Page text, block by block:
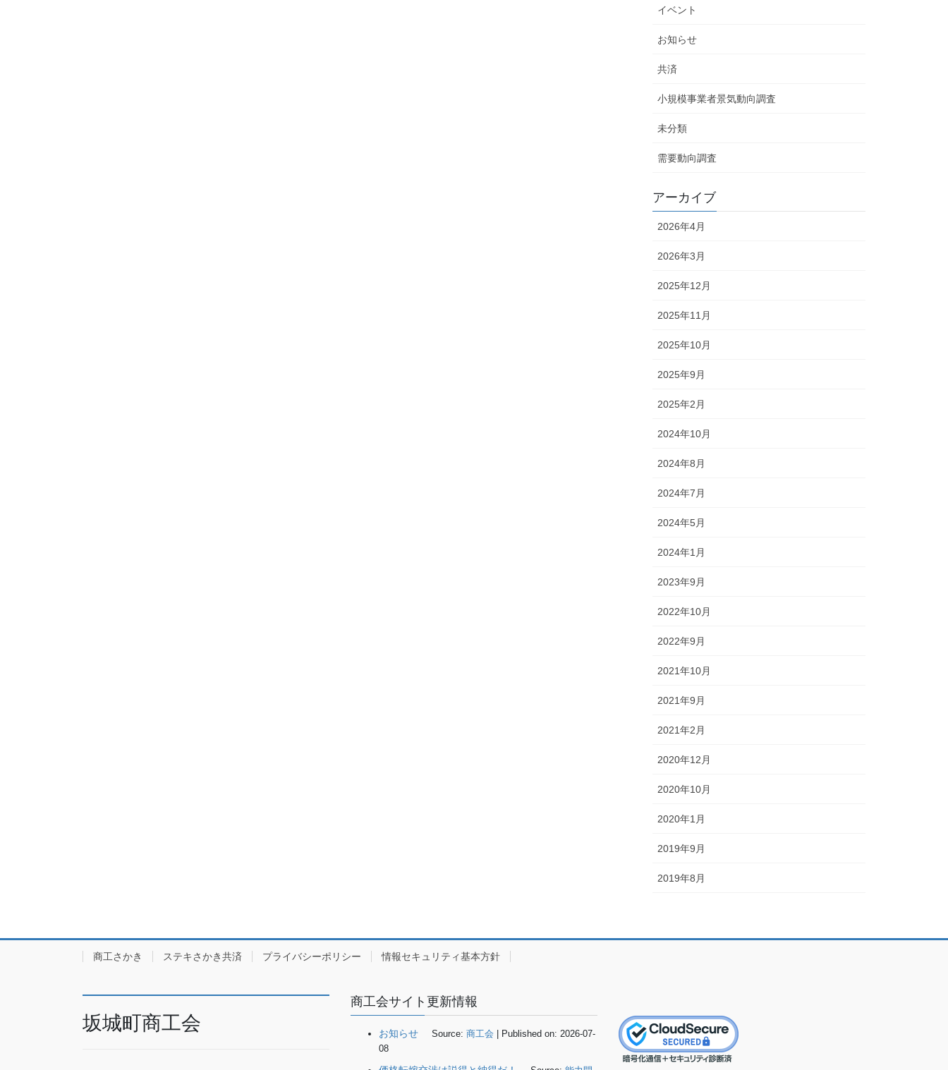
イベント
お知らせ
共済
小規模事業者景気動向調査
未分類
需要動向調査
アーカイブ
2026年4月
2026年3月
2025年12月
2025年11月
2025年10月
2025年9月
2025年2月
2024年10月
2024年8月
2024年7月
2024年5月
2024年1月
2023年9月
2022年10月
2022年9月
2021年10月
2021年9月
2021年2月
2020年12月
2020年10月
2020年1月
2019年9月
2019年8月
商工さかき ステキさかき共済 プライバシーポリシー 情報セキュリティ基本方針
坂城町商工会
商工会サイト更新情報
お知らせ Source: 商工会
Published on: 2026-07-
08